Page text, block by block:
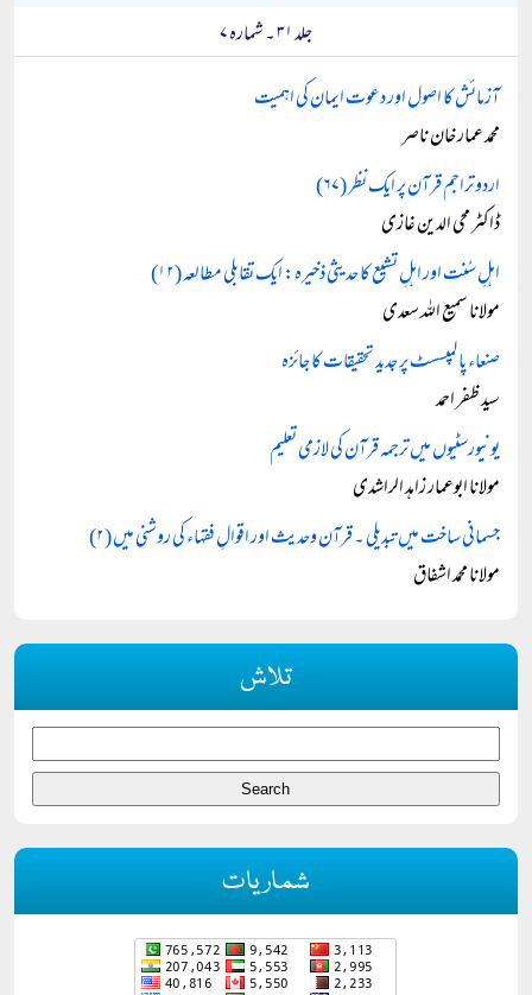
جلد ۳۱ ۔ شمارہ ۷
آزمائش کا اصول اور دعوت ایمان کی اہمیت
محمد عمار خان ناصر
اردو تراجم قرآن پر ایک نظر (۶۷)
ڈاکٹر محی الدین غازی
اہلِ سُنت اور اہلِ تشیع کا حدیثی ذخیرہ: ایک تقابلی مطالعہ (۱۲)
مولانا سمیع اللہ سعدی
صنعاء پالمپسسٹ پر جدید تحقیقات کا جائزہ
سید ظفر احمد
یونیورسٹیوں میں ترجمہ قرآن کی لازمی تعلیم
مولانا ابوعمار زاہد الراشدی
جسمانی ساخت میں تبدیلی ۔ قرآن وحدیث اور اقوالِ فقہاء کی روشنی میں (۲)
مولانا محمد اشفاق
تلاش
شماریات